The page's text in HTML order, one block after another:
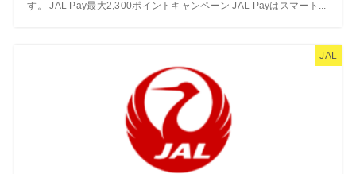
す。 JAL Pay最大2,300ポイントキャンペーン JAL Payはスマート...
JAL